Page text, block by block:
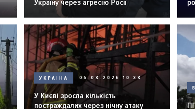
Україну через агресію Росії
УКРАЇНА 05.08.2026 10:38
У Києві зросла кількість
постраждалих через нічну атаку